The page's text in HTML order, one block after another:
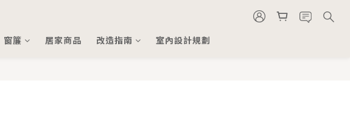
窗簾 居家商品 改造指南 室內設計規劃